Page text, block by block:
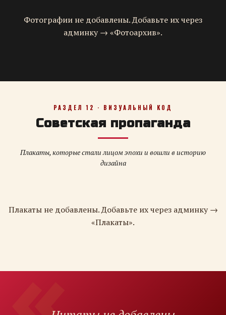
Фотографии не добавлены. Добавьте их через
админку → «Фотоархив».
РАЗДЕЛ 12 · ВИЗУАЛЬНЫЙ КОД
Советская пропаганда
Плакаты, которые стали лицом эпохи и вошли в историю
дизайна
Плакаты не добавлены. Добавьте их через админку →
«Плакаты».